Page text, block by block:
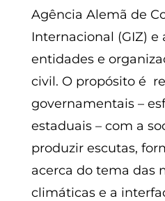
Agência Alemã de
Internacional (GIZ) e
entidades e
civil. O propósito é
governamentais –
estaduais – com a
produzir escutas,
acerca do tema das
climáticas e a